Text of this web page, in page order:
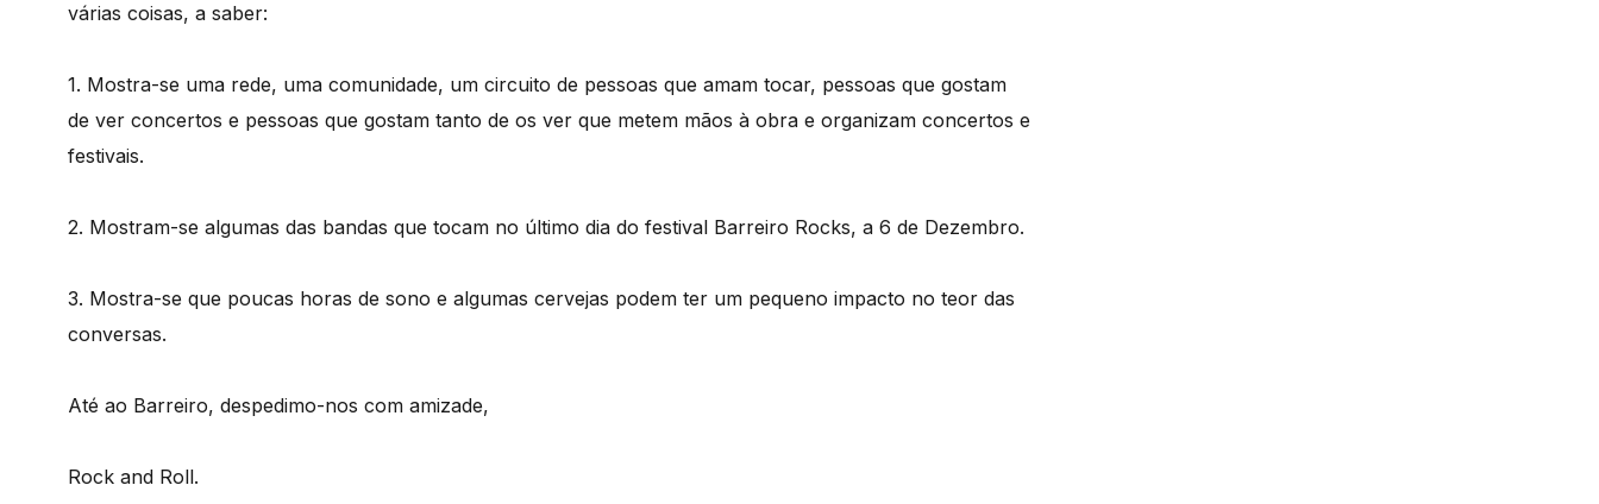
várias coisas, a saber:
1. Mostra-se uma rede, uma comunidade, um circuito de pessoas que amam tocar, pessoas que gostam
de ver concertos e pessoas que gostam tanto de os ver que metem mãos à obra e organizam concertos e
festivais.
2. Mostram-se algumas das bandas que tocam no último dia do festival Barreiro Rocks, a 6 de Dezembro.
3. Mostra-se que poucas horas de sono e algumas cervejas podem ter um pequeno impacto no teor das
conversas.
Até ao Barreiro, despedimo-nos com amizade,
Rock and Roll.